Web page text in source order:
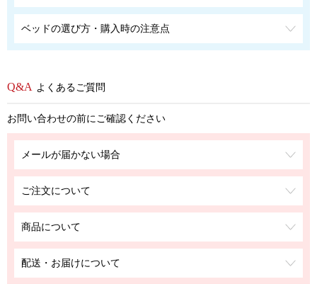
ベッドの選び方・購入時の注意点
よくあるご質問
お問い合わせの前にご確認ください
メールが届かない場合
ご注文について
商品について
配送・お届けについて